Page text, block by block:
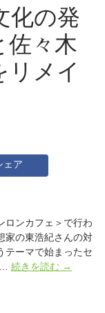
化の発
佐々木
リメイ
ェア
ロンカフェ＞で行わ
家の東浩紀さんの対
テーマで始まったセ
続きを読む 政
→